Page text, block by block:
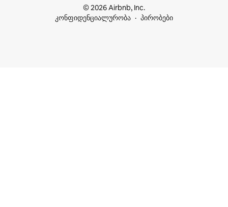
© 2026 Airbnb, Inc.
კონფიდენციალურობა
პირობები